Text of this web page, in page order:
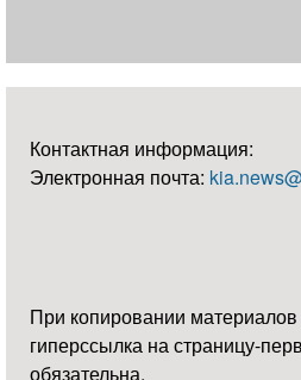
Контактная информация:
Электронная почта:
При копировании
гиперссылка на страницу-
обязательна.